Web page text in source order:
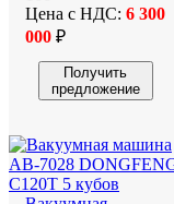
Цена с НДС: 6 300
000 ₽
Получить
предложение